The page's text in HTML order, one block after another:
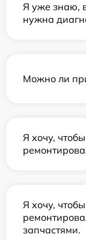
Я уже знаю,
нужна
Можно ли
Я хочу,
Я хочу,
запчастями.